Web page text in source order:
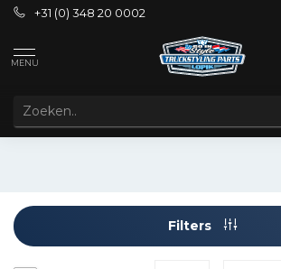
+31 (0) 348 20 0002
MENU
TOPLINE
Filters